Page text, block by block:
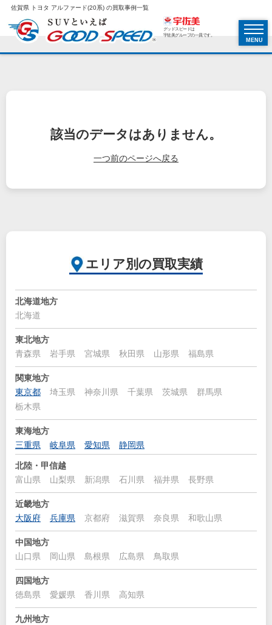
佐賀県 トヨタ アルファード(20系) の買取事例一覧
グッドスピードは
宇佐美グループの一員です。
MENU
該当のデータはありません。
一つ前のページへ戻る
エリア別の買取実績
北海道地方
北海道
東北地方
青森県
岩手県 宮城県 秋田県 山形県 福島県
関東地方
東京都
埼玉県 神奈川県 千葉県 茨城県
群馬県
栃木県
東海地方
三重県
岐阜県 愛知県 静岡県
北陸・甲信越
富山県
山梨県 新潟県 石川県 福井県 長野県
近畿地方
大阪府
兵庫県 京都府 滋賀県 奈良県 和歌山県
中国地方
山口県
岡山県 島根県 広島県 鳥取県
四国地方
徳島県
愛媛県 香川県 高知県
九州地方